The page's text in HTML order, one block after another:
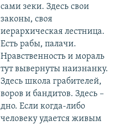
сами зеки. Здесь свои
законы, своя
иерархическая лестница.
Есть рабы, палачи.
Нравственность и мораль
тут вывернуты наизнанку.
Здесь школа грабителей,
воров и бандитов. Здесь –
дно. Если когда-либо
человеку удается живым